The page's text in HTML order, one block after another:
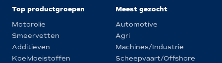
Top productgroepen
Motorolie
Smeervetten
Additieven
Koelvloeistoffen
Meest gezocht
Automotive
Agri
Machines/Industrie
Scheepvaart/Offshore